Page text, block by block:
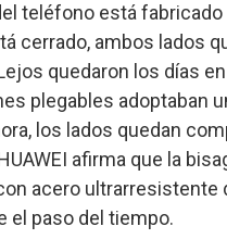
teléfono está fabricado
cerrado, ambos lados
quedaron los días
plegables adoptaban
los lados quedan
afirma que la
acero ultrarresistente
el paso del tiempo.